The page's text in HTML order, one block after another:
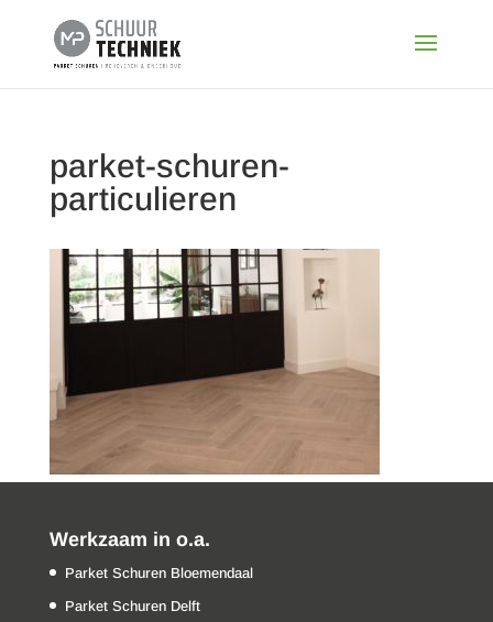
parket-schuren-
particulieren
Werkzaam in o.a.
Parket Schuren Bloemendaal
Parket Schuren Delft